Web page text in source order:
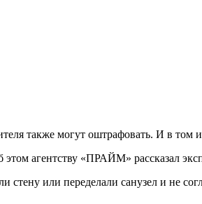
также могут оштрафовать. И в том
агентству «ПРАЙМ» рассказал
или переделали санузел и не